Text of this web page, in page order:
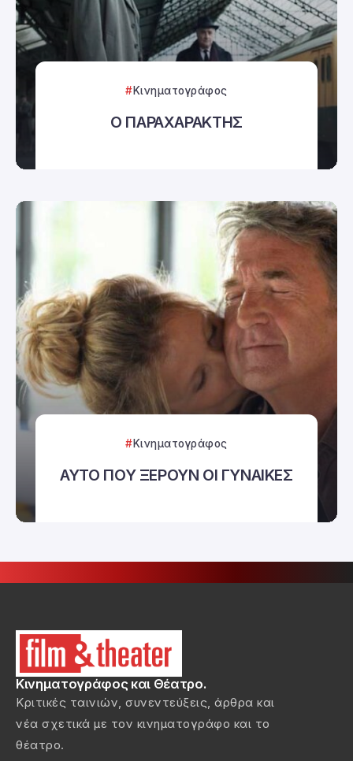
Κινηματογράφος
Ο ΠΑΡΑΧΑΡΑΚΤΗΣ
Κινηματογράφος
ΑΥΤΟ ΠΟΥ ΞΕΡΟΥΝ ΟΙ ΓΥΝΑΙΚΕΣ
Κινηματογράφος και Θέατρο.
Κριτικές ταινιών, συνεντεύξεις, άρθρα και
νέα σχετικά με τον κινηματογράφο και το
θέατρο.